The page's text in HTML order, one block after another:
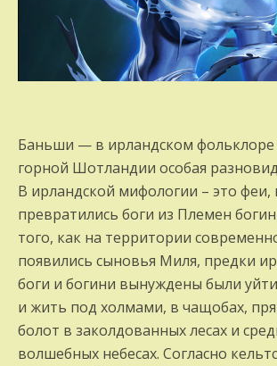
Баньши — в ирландском фольклоре
горной Шотландии особая
В ирландской мифологии – это феи,
превратились боги из Племен
того, как на территории
появились сыновья Миля, предки
боги и богини вынуждены были
и жить под холмами, в чащобах,
болот в заколдованных лесах и
волшебных небесах. Согласно